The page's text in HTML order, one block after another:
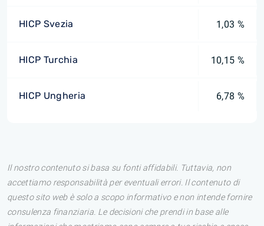
HICP Svezia 1,03 %
HICP Turchia 10,15 %
HICP Ungheria 6,78 %
Il nostro contenuto si basa su fonti affidabili. Tuttavia, non
accettiamo responsabilità per eventuali errori. Il contenuto di
questo sito web è solo a scopo informativo e non intende fornire
consulenza finanziaria. Le decisioni che prendi in base alle